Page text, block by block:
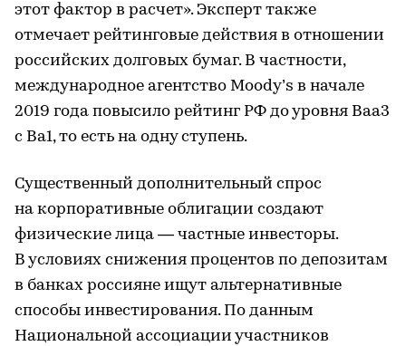
этот фактор в расчет». Эксперт также
отмечает рейтинговые действия в отношении
российских долговых бумаг. В частности,
международное агентство Moody’s в начале
2019 года повысило рейтинг РФ до уровня Ваа3
с Ва1, то есть на одну ступень.
Существенный дополнительный спрос
на корпоративные облигации создают
физические лица — частные инвесторы.
В условиях снижения процентов по депозитам
в банках россияне ищут альтернативные
способы инвестирования. По данным
Национальной ассоциации участников